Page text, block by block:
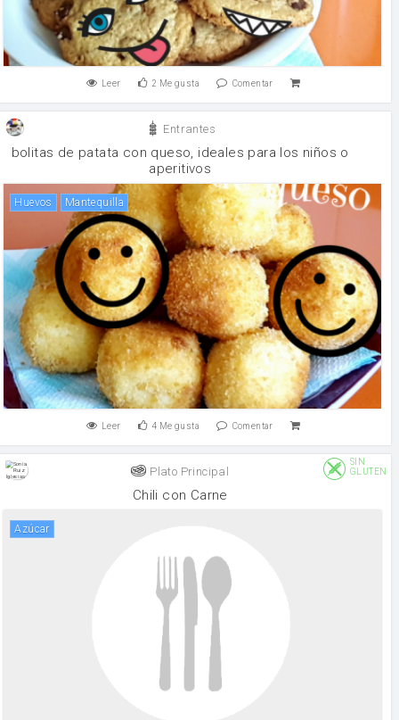
Leer 2 Me gusta Comentar
Entrantes
bolitas de patata con queso, ideales para los niños o
aperitivos
huevos mantequilla
Leer 4 Me gusta Comentar
Plato Principal
SIN
GLUTEN
Chili con Carne
Azúcar